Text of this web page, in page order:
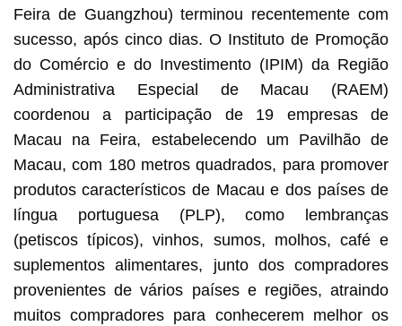
Feira de Guangzhou) terminou recentemente com
sucesso, após cinco dias. O Instituto de Promoção
do Comércio e do Investimento (IPIM) da Região
Administrativa Especial de Macau (RAEM)
coordenou a participação de 19 empresas de
Macau na Feira, estabelecendo um Pavilhão de
Macau, com 180 metros quadrados, para promover
produtos característicos de Macau e dos países de
língua portuguesa (PLP), como lembranças
(petiscos típicos), vinhos, sumos, molhos, café e
suplementos alimentares, junto dos compradores
provenientes de vários países e regiões, atraindo
muitos compradores para conhecerem melhor os